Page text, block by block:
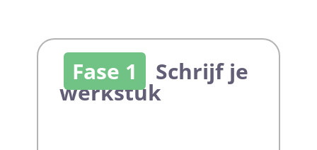
Fase 1 Schrijf je
werkstuk